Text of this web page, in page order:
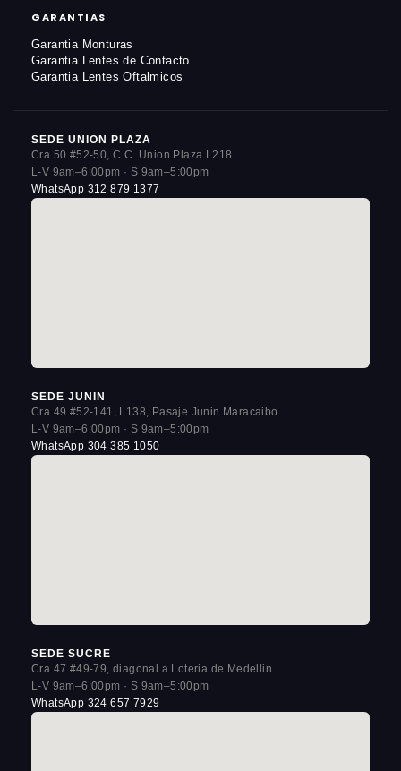
GARANTIAS
Garantia Monturas
Garantia Lentes de Contacto
Garantia Lentes Oftalmicos
SEDE UNION PLAZA
Cra 50 #52-50, C.C. Union Plaza L218
L-V 9am–6:00pm · S 9am–5:00pm
WhatsApp 312 879 1377
SEDE JUNIN
Cra 49 #52-141, L138, Pasaje Junin Maracaibo
L-V 9am–6:00pm · S 9am–5:00pm
WhatsApp 304 385 1050
SEDE SUCRE
Cra 47 #49-79, diagonal a Loteria de Medellin
L-V 9am–6:00pm · S 9am–5:00pm
WhatsApp 324 657 7929